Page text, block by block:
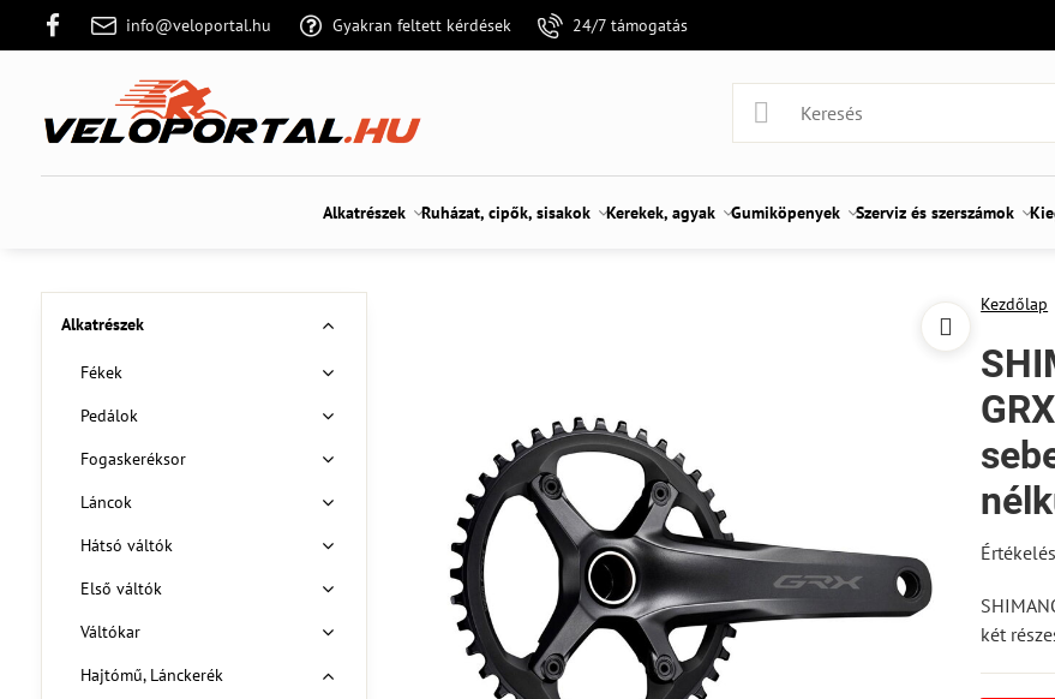
info@veloportal.hu Gyakran feltett kérdések 24/7 támogatás
Alkatrészek Ruházat, cipők, sisakok Kerekek, agyak Gumiköpenyek Szerviz és szerszámok
Kezdőlap
Értékelés
két
Alkatrészek
Fékek
Pedálok
Fogaskeréksor
Láncok
Hátsó váltók
Első váltók
Váltókar
Hajtómű, Lánckerék